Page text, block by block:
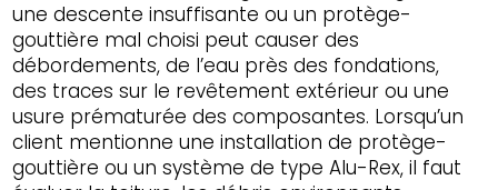
une descente insuffisante ou un protège-
gouttière mal choisi peut causer des
débordements, de l’eau près des fondations,
des traces sur le revêtement extérieur ou une
usure prématurée des composantes. Lorsqu’un
client mentionne une installation de protège-
gouttière ou un système de type Alu-Rex, il faut